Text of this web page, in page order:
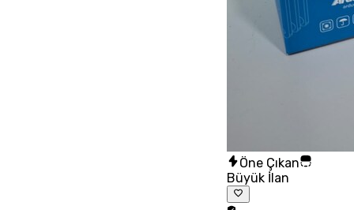
Öne Çıkan
Büyük İlan